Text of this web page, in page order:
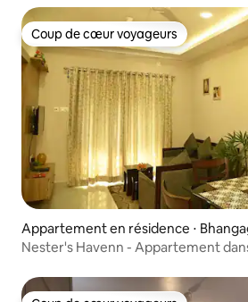
Coup de cœur voyageurs
Coup de cœur voyageurs
Appartement en résidence ⋅
Nester's Havenn - Appartement